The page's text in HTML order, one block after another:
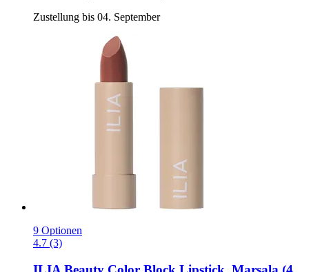
Zustellung bis 04. September
9 Optionen
4.7 (3)